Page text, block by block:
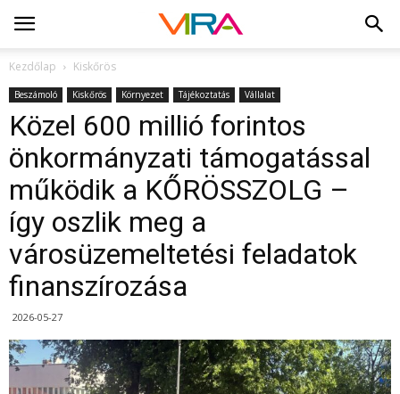
Kezdőlap Kiskőrös
Beszámoló Kiskőrös Környezet Tájékoztatás Vállalat
Közel 600 millió forintos
önkormányzati támogatással
működik a KŐRÖSSZOLG –
így oszlik meg a
városüzemeltetési feladatok
finanszírozása
2026-05-27